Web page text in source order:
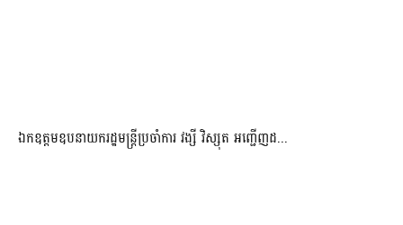
ឯកឧត្តមឧបនាយករដ្ឋមន្រ្តីប្រចាំការ វង្សី វិស្សុត អញ្ជើញដ...